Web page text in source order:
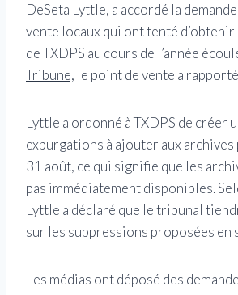
DeSeta Lyttle, a accordé la
vente locaux qui ont tenté
de TXDPS au cours de l’année
Tribune, le point de vente a
Lyttle a ordonné à TXDPS de créer
expurgations à ajouter aux archives
31 août, ce qui signifie que les
pas immédiatement disponibles.
Lyttle a déclaré que le tribunal
sur les suppressions proposées en
Les médias ont déposé des